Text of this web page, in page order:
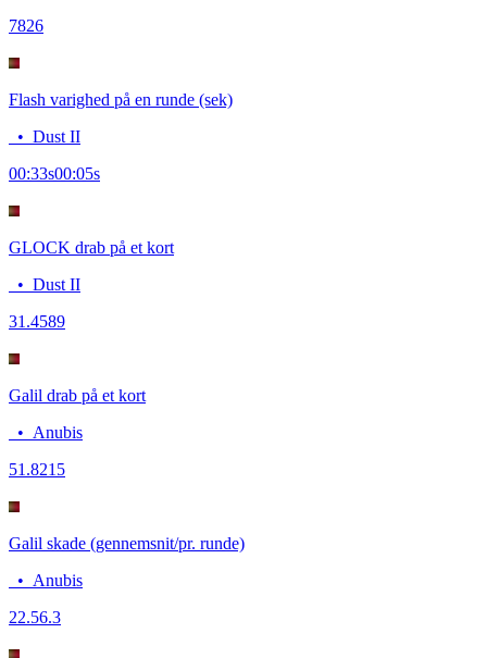
7826
Flash varighed på en runde (sek)
• Dust II
00:33s00:05s
GLOCK drab på et kort
• Dust II
31.4589
Galil drab på et kort
• Anubis
51.8215
Galil skade (gennemsnit/pr. runde)
• Anubis
22.56.3